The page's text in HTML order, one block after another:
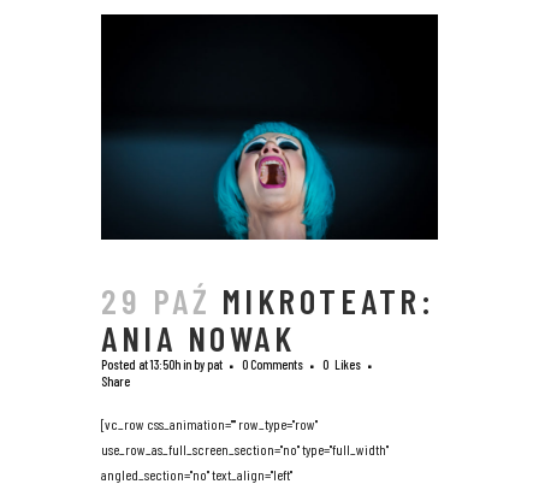
29 PAŹ MIKROTEATR:
ANIA NOWAK
Posted at 13:50hinbypat 0 Comments 0 Likes
Share
[vc_row css_animation="" row_type="row"
use_row_as_full_screen_section="no" type="full_width"
angled_section="no" text_align="left"